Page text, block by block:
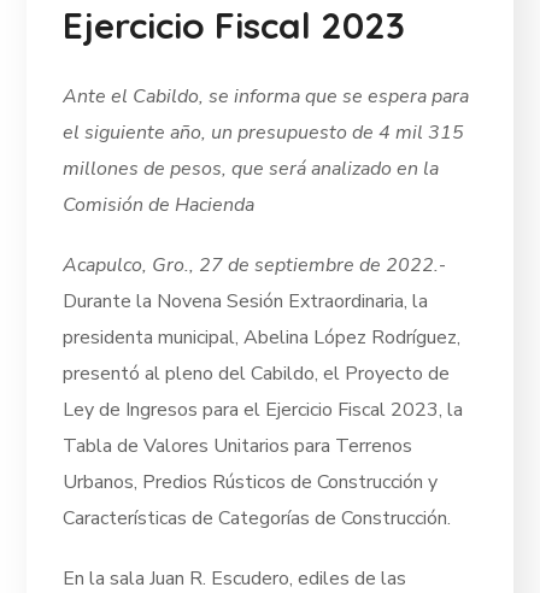
Ejercicio Fiscal 2023
Ante el Cabildo, se informa que se espera para
el siguiente año, un presupuesto de 4 mil 315
millones de pesos, que será analizado en la
Comisión de Hacienda
Acapulco, Gro., 27 de septiembre de 2022.-
Durante la Novena Sesión Extraordinaria, la
presidenta municipal, Abelina López Rodríguez,
presentó al pleno del Cabildo, el Proyecto de
Ley de Ingresos para el Ejercicio Fiscal 2023, la
Tabla de Valores Unitarios para Terrenos
Urbanos, Predios Rústicos de Construcción y
Características de Categorías de Construcción.
En la sala Juan R. Escudero, ediles de las